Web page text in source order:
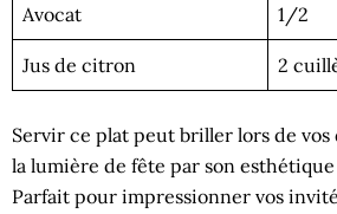
Avocat 1/2
Jus de citron 2
Servir ce plat peut briller lors de
la lumière de fête par son
Parfait pour impressionner vos